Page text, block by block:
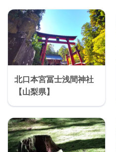
北口本宮冨士浅間神社
【山梨県】